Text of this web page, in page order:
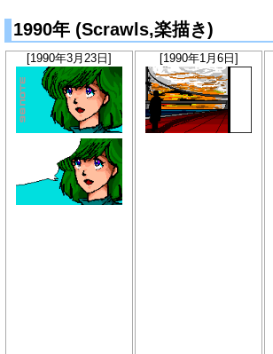
1990年 (Scrawls,楽描き)
[1990年3月23日] [1990年1月6日]